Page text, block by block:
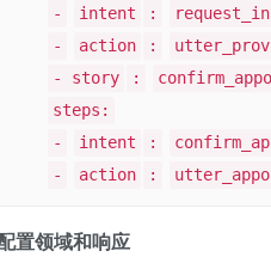
-
intent :
-
action :
- story
:
steps:
-
intent :
-
action :
置领域和响应